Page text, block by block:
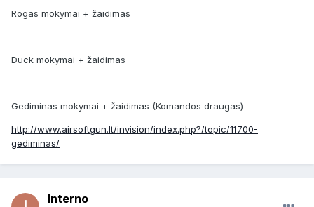
Rogas mokymai + žaidimas
Duck mokymai + žaidimas
Gediminas mokymai + žaidimas (Komandos draugas)
http://www.airsoftgun.lt/invision/index.php?/topic/11700-
gediminas/
Interno